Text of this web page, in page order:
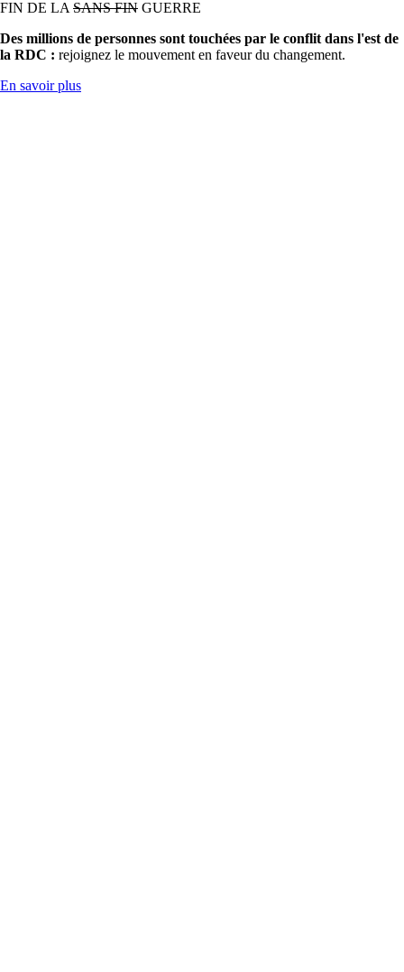
FIN DE LA SANS FIN GUERRE
Des millions de personnes sont touchées par le conflit dans l'est de
la RDC : rejoignez le mouvement en faveur du changement.
En savoir plus